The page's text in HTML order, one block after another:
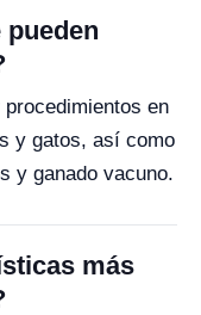
pueden
en
y gatos, así como
y ganado vacuno.
más